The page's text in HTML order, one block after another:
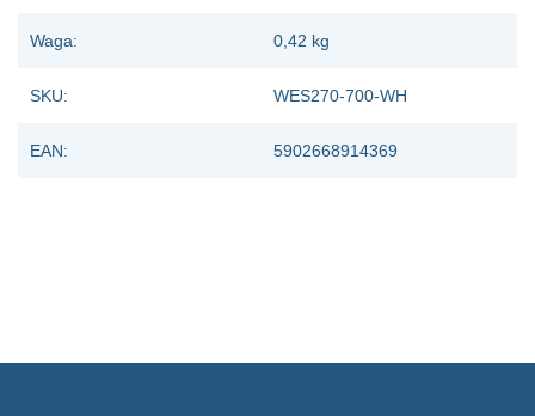
Waga: 0,42 kg
SKU: WES270-700-WH
EAN: 5902668914369